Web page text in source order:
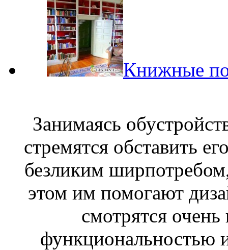
Книжные
Занимаясь
стремятся обставить
безликим
этом им помогают
смотрятся
функциональностью